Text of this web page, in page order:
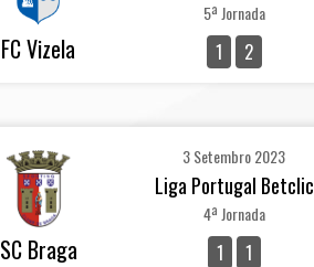
FC Vizela
5ª Jornada
1 2
SC Braga
3 Setembro 2023
Liga Portugal Betclic
4ª Jornada
1 1